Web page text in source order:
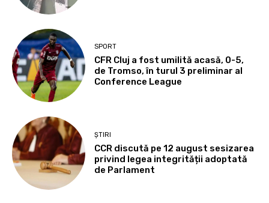
SPORT
CFR Cluj a fost umilită acasă, 0-5,
de Tromso, în turul 3 preliminar al
Conference League
ȘTIRI
CCR discută pe 12 august sesizarea
privind legea integrității adoptată
de Parlament